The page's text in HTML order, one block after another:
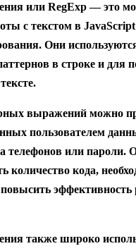
или RegExp — это
с текстом в
Они
в строке и для
выражений можно
пользователем
телефонов или пароли.
количество кода,
эффективность
также широко